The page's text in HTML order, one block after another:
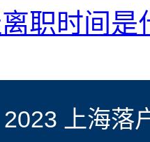
职时间是
上海落